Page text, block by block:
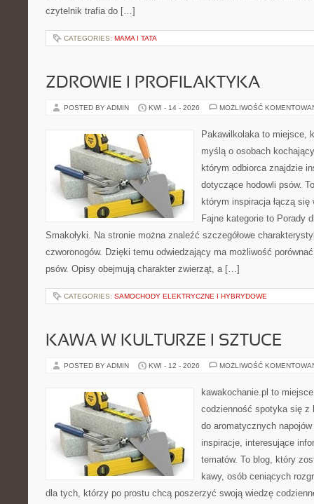
czytelnik trafia do […]
CATEGORIES: MAMA I TATA
ZDROWIE I PROFILAKTYKA
POSTED BY ADMIN KWI - 14 - 2026 MOŻLIWOŚĆ
Pakawilkolaka to miejsce,
myślą o osobach
którym odbiorca znajdzie
dotyczące hodowli psów.
którym inspiracja łączą
Fajne kategorie to Porady
Smakołyki. Na stronie można znaleźć szczegółowe
czworonogów. Dzięki temu odwiedzający ma możliwość
psów. Opisy obejmują charakter zwierząt, a […]
CATEGORIES: SAMOCHODY ELEKTRYCZNE I HYBRYDOWE
KAWA W KULTURZE I SZTUCE
POSTED BY ADMIN KWI - 12 - 2026 MOŻLIWOŚĆ
kawakochanie.pl to
codzienność spotyka się z
do aromatycznych
inspiracje, interesujące
tematów. To blog, który
kawy, osób ceniących
dla tych, którzy po prostu chcą poszerzyć swoją wiedzę